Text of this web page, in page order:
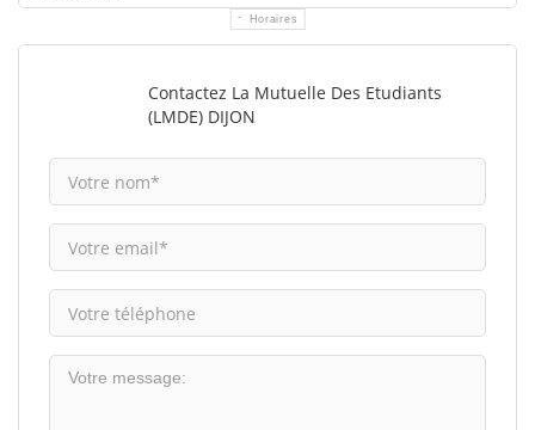
Horaires
Contactez La Mutuelle Des Etudiants
(LMDE) DIJON